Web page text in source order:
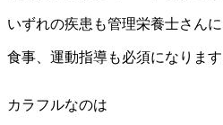
いずれの疾患も管理栄養士さん
食事、運動指導も必須になります
カラフルなのは